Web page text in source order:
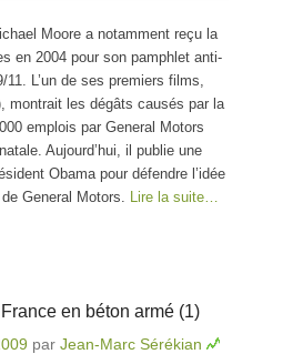
Moore a notamment reçu la
en 2004 pour son pamphlet anti-
L’un de ses premiers films,
montrait les dégâts causés par la
emplois par General Motors
Aujourd’hui, il publie une
Obama pour défendre l’idée
General Motors. Lire la suite…
en béton armé (1)
par Jean-Marc Sérékian